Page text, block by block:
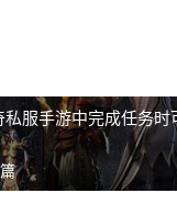
私服手游中完成任务时